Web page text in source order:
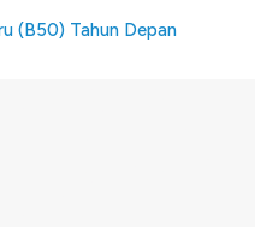
(B50) Tahun Depan